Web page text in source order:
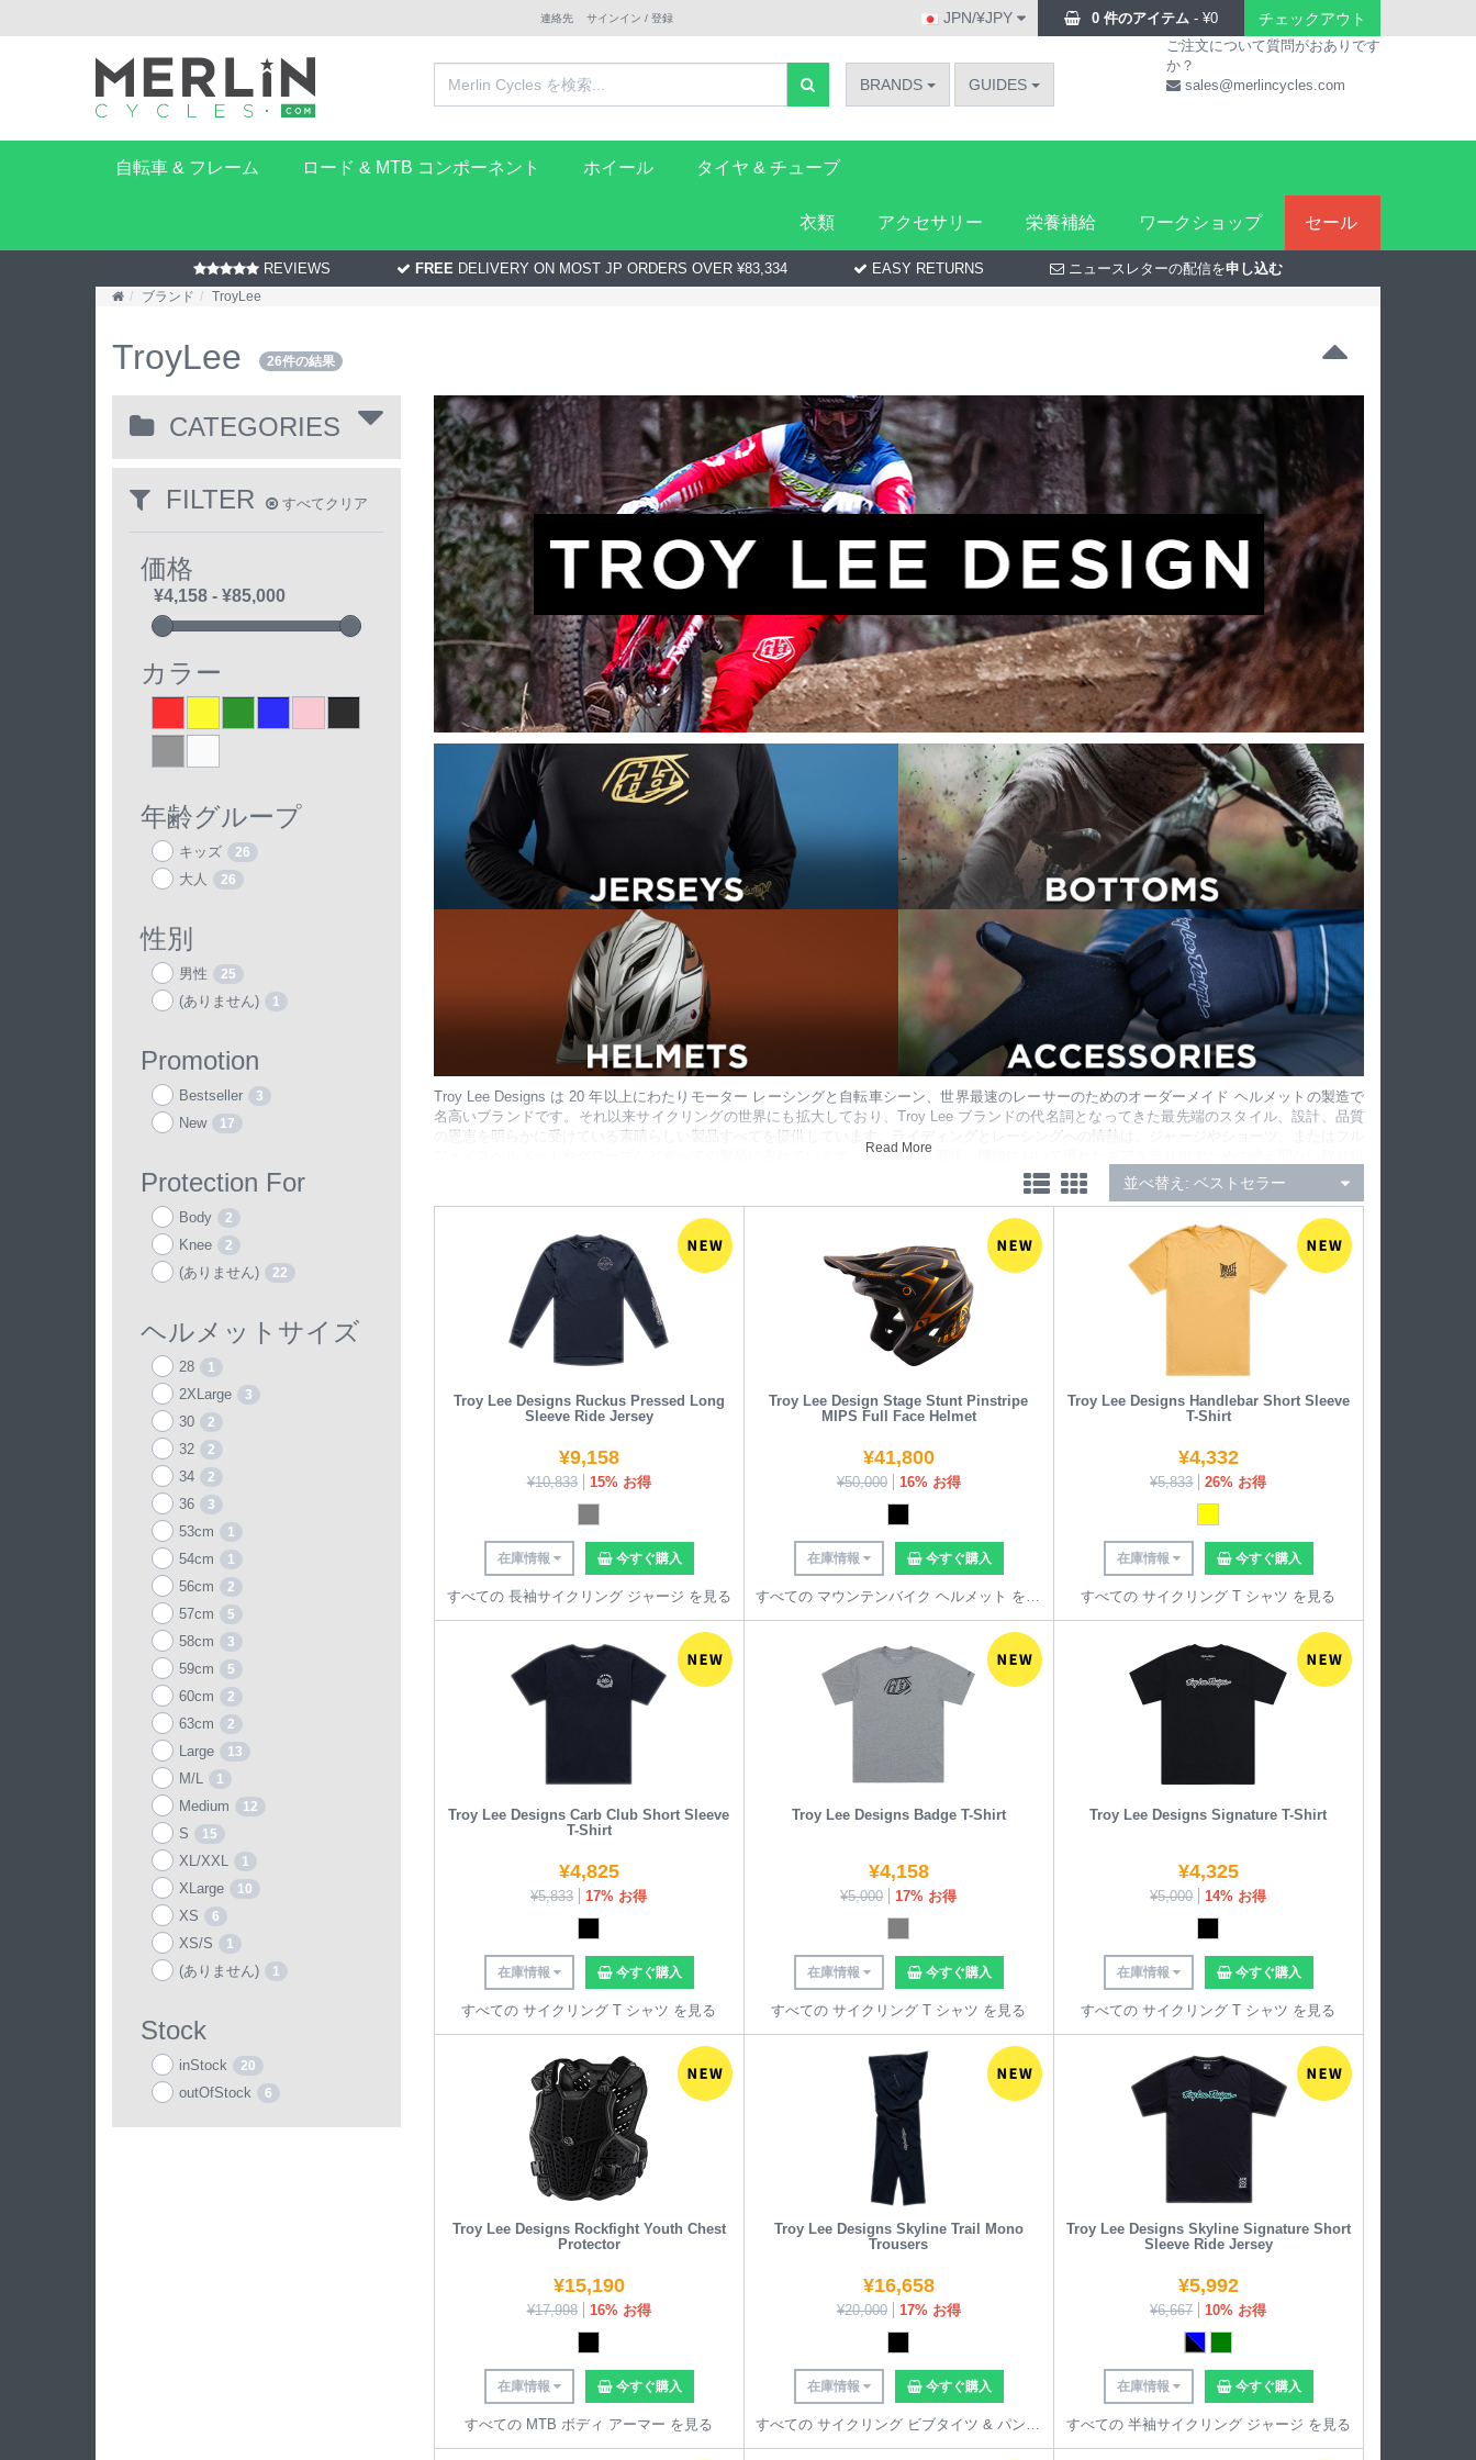
連絡先 サインイン / 登録 0 件のアイテム - ¥0 チェックアウト
JPN/¥JPY
BRANDS GUIDES
ご注文について質問がおありです
か？
sales@merlincycles.com
自転車 & フレーム ロード & MTB コンポーネント ホイール タイヤ & チューブ
衣類 アクセサリー 栄養補給 ワークショップ セール
REVIEWS FREE DELIVERY ON MOST JP ORDERS OVER ¥83,334 EASY RETURNS ニュースレターの配信を申し込む
ブランド TroyLee
TroyLee 26件の結果
Troy Lee Designs は 20 年以上にわたりモーター レーシングと自転車シーン、世界最速のレーサーのためのオーダーメイド ヘルメットの製造で
名高いブランドです。それ以来サイクリングの世界にも拡大しており、Troy Lee ブランドの代名詞となってきた最先端のスタイル、設計、品質
の恩恵を明らかに受けている素晴らしい製品すべてを提供しています。ライディングとレーシングへの情熱は、ジャージやショーツ、またはフル
フェイスヘルメットやグローブなどすべての製品に表れています。デザイン、形状、機能において優れたギアを造り出すための絶え間ない取り組
みにより、ライダーは払ったお金に見合った高い品質、性能、快適性、価値を必ず得ることができます。
Read More
CATEGORIES
FILTER すべてクリア
価格
カラー
年齢グループ
キッズ 26
大人 26
性別
男性 25
(ありません) 1
Promotion
Bestseller 3
New 17
Protection For
Body 2
Knee 2
(ありません) 22
ヘルメットサイズ
28 1
2XLarge 3
30 2
32 2
34 2
36 3
53cm 1
54cm 1
56cm 2
57cm 5
58cm 3
59cm 5
60cm 2
63cm 2
Large 13
M/L 1
Medium 12
S 15
XL/XXL 1
XLarge 10
XS 6
XS/S 1
(ありません) 1
Stock
inStock 20
outOfStock 6
並べ替え: ベストセラー
Troy Lee Designs Ruckus Pressed Long
Sleeve Ride Jersey
¥9,158
¥10,833 15% お得
在庫情報 今すぐ購入
すべての 長袖サイクリング ジャージ を見る
Troy Lee Design Stage Stunt Pinstripe
MIPS Full Face Helmet
¥41,800
¥50,000 16% お得
在庫情報 今すぐ購入
Troy Lee Designs Handlebar Short Sleeve
T-Shirt
¥4,332
¥5,833 26% お得
在庫情報 今すぐ購入
すべての サイクリング T シャツ を見る
Troy Lee Designs Carb Club Short Sleeve
T-Shirt
¥4,825
¥5,833 17% お得
在庫情報 今すぐ購入
すべての サイクリング T シャツ を見る
Troy Lee Designs Badge T-Shirt
¥4,158
¥5,000 17% お得
在庫情報 今すぐ購入
すべての サイクリング T シャツ を見る
Troy Lee Designs Signature T-Shirt
¥4,325
¥5,000 14% お得
在庫情報 今すぐ購入
すべての サイクリング T シャツ を見る
Troy Lee Designs Rockfight Youth Chest
Protector
¥15,190
¥17,998 16% お得
在庫情報 今すぐ購入
すべての MTB ボディ アーマー を見る
Troy Lee Designs Skyline Trail Mono
Trousers
¥16,658
¥20,000 17% お得
在庫情報 今すぐ購入
Troy Lee Designs Skyline Signature Short
Sleeve Ride Jersey
¥5,992
¥6,667 10% お得
在庫情報 今すぐ購入
すべての 半袖サイクリング ジャージ を見る